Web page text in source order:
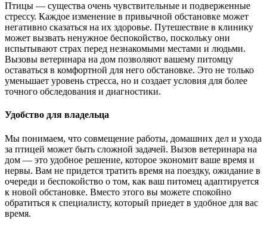
Птицы — существа очень чувствительные и подверженные
стрессу. Каждое изменение в привычной обстановке может
негативно сказаться на их здоровье. Путешествие в клинику
может вызвать ненужное беспокойство, поскольку они
испытывают страх перед незнакомыми местами и людьми.
Вызовы ветеринара на дом позволяют вашему питомцу
оставаться в комфортной для него обстановке. Это не только
уменьшает уровень стресса, но и создает условия для более
точного обследования и диагностики.
Удобство для владельца
Мы понимаем, что совмещение работы, домашних дел и ухода
за птицей может быть сложной задачей. Вызов ветеринара на
дом — это удобное решение, которое экономит ваше время и
нервы. Вам не придется тратить время на поездку, ожидание в
очереди и беспокойство о том, как ваш питомец адаптируется
к новой обстановке. Вместо этого вы можете спокойно
обратиться к специалисту, который приедет в удобное для вас
время.